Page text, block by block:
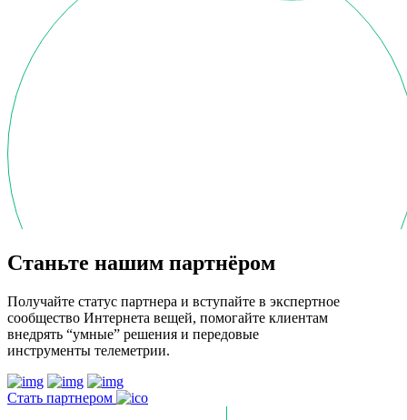
Станьте нашим партнёром
Получайте статус партнера и вступайте в экспертное
сообщество Интернета вещей, помогайте клиентам
внедрять “умные” решения и передовые
инструменты телеметрии.
Стать партнером